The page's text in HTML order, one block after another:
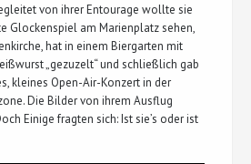
von ihrer Entourage wollte sie
Glockenspiel am Marienplatz sehen,
hat in einem Biergarten mit
„gezuzelt“ und schließlich gab
kleines Open-Air-Konzert in der
Die Bilder von ihrem Ausflug
Einige fragten sich: Ist sie’s oder ist